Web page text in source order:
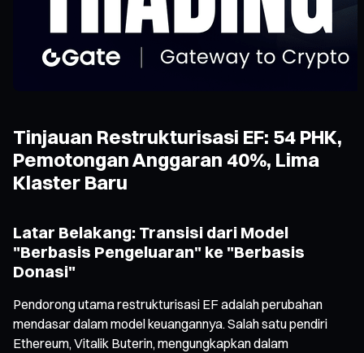
Tinjauan Restrukturisasi EF: 54 PHK,
Pemotongan Anggaran 40%, Lima
Klaster Baru
Latar Belakang: Transisi dari Model
"Berbasis Pengeluaran" ke "Berbasis
Donasi"
Pendorong utama restrukturisasi EF adalah perubahan
mendasar dalam model keuangannya. Salah satu pendiri
Ethereum, Vitalik Buterin, mengungkapkan dalam